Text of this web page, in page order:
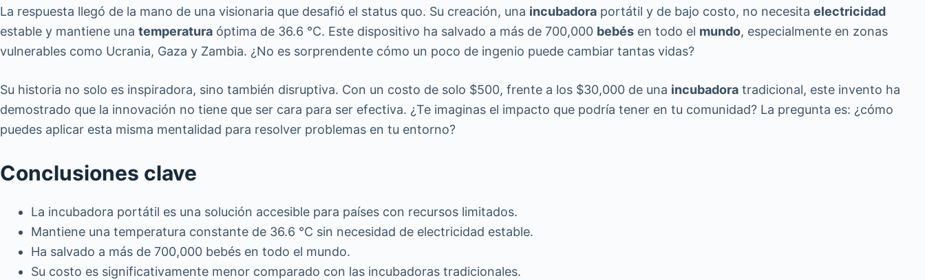
La respuesta llegó de la mano de una visionaria que desafió el status quo. Su creación, una incubadora portátil y de bajo costo, no necesita electricidad
estable y mantiene una temperatura óptima de 36.6 °C. Este dispositivo ha salvado a más de 700,000 bebés en todo el mundo, especialmente en zonas
vulnerables como Ucrania, Gaza y Zambia. ¿No es sorprendente cómo un poco de ingenio puede cambiar tantas vidas?
Su historia no solo es inspiradora, sino también disruptiva. Con un costo de solo $500, frente a los $30,000 de una incubadora tradicional, este invento ha
demostrado que la innovación no tiene que ser cara para ser efectiva. ¿Te imaginas el impacto que podría tener en tu comunidad? La pregunta es: ¿cómo
puedes aplicar esta misma mentalidad para resolver problemas en tu entorno?
Conclusiones clave
La incubadora portátil es una solución accesible para países con recursos limitados.
Mantiene una temperatura constante de 36.6 °C sin necesidad de electricidad estable.
Ha salvado a más de 700,000 bebés en todo el mundo.
Su costo es significativamente menor comparado con las incubadoras tradicionales.